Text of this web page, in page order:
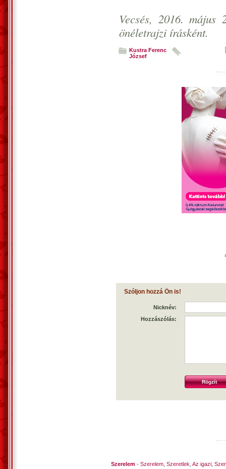
Vecsés, 2016.
önéletrajzi írásként.
Kustra Ferenc
József
Szóljon hozzá Ön is!
Nicknév:
Hozzászólás:
Szerelem - Szerelem Szeretlek Az igazi